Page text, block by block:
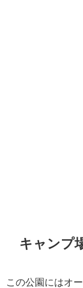
キャンプ
この公園にはオ